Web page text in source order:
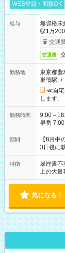
WEB登録・面接OK
給与
無資格
収1万
交通
交通費
勤務地
東京都豊
巣鴨駅 /
≪自宅
します。
勤務時間
9:00～18:00（休憩60
早番 7:00
と休みを
「でき
ね。 ※Wワーク希望の方へ 今ご覧のお仕事で希望する勤務時間
と、もう
合は応募
期間
【8月
3日後に
特徴 履歴書不
上の大量
気になる！